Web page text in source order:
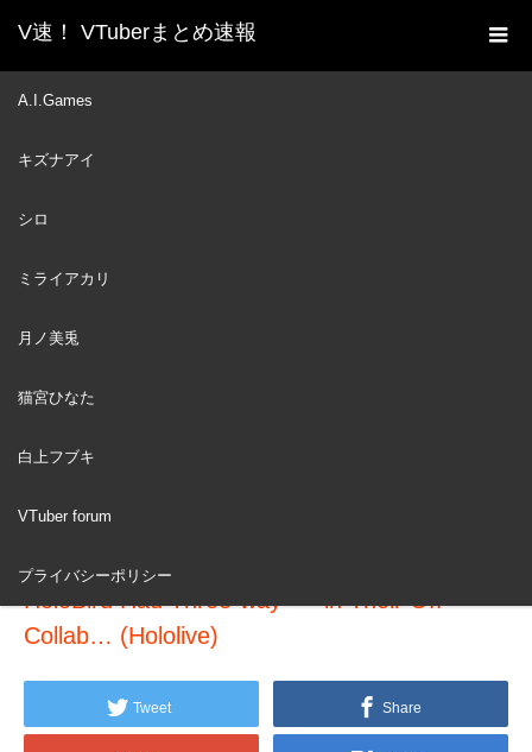
V速！ VTuberまとめ速報
A.I.Games
キズナアイ
シロ
ミライアカリ
月ノ美兎
猫宮ひなた
白上フブキ
VTuber forum
プライバシーポリシー
ホーム
新着動画一覧
22
HoloBird Had Three-way *** in Their Off
Collab… (Hololive)
Tweet Share